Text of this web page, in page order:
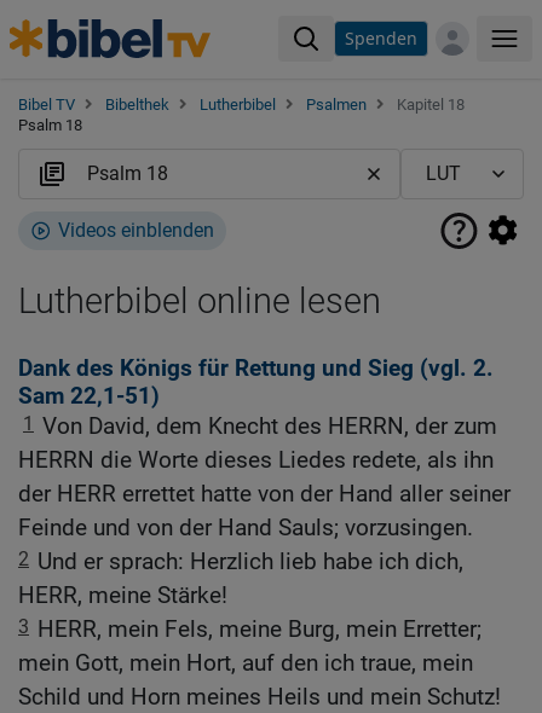
Spenden
Bibel TV Bibelthek Lutherbibel Psalmen
Kapitel 18
Psalm 18
Videos einblenden
Lutherbibel online lesen
Dank des Königs für Rettung und Sieg (vgl. 2.
Sam 22,1-51)
1 Von David, dem Knecht des HERRN, der zum
HERRN die Worte dieses Liedes redete, als ihn
der HERR errettet hatte von der Hand aller seiner
Feinde und von der Hand Sauls; vorzusingen.
2 Und er sprach: Herzlich lieb habe ich dich,
HERR, meine Stärke!
3 HERR, mein Fels, meine Burg, mein Erretter;
mein Gott, mein Hort, auf den ich traue, mein
Schild und Horn meines Heils und mein Schutz!